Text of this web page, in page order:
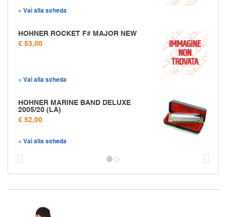
» Vai alla scheda
HOHNER ROCKET F# MAJOR NEW
€ 53,00
» Vai alla scheda
HOHNER MARINE BAND DELUXE
2005/20 (LA)
€ 52,00
» Vai alla scheda